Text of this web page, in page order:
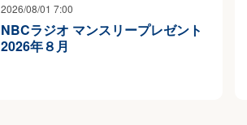
2026/08/01 7:00
NBCラジオ マンスリープレゼント
2026年８月